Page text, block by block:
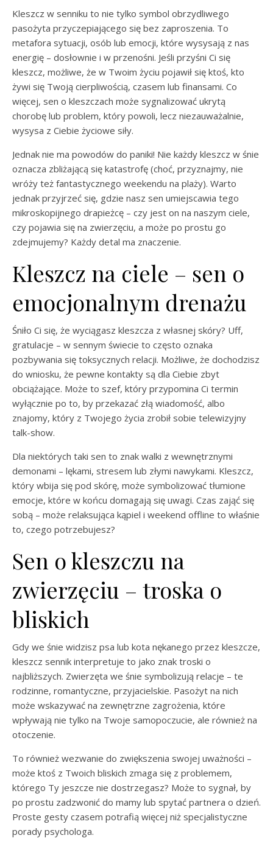
Kleszcz w senniku to nie tylko symbol obrzydliwego
pasożyta przyczepiającego się bez zaproszenia. To
metafora sytuacji, osób lub emocji, które wysysają z nas
energię – dosłownie i w przenośni. Jeśli przyśni Ci się
kleszcz, możliwe, że w Twoim życiu pojawił się ktoś, kto
żywi się Twoją cierpliwością, czasem lub finansami. Co
więcej, sen o kleszczach może sygnalizować ukrytą
chorobę lub problem, który powoli, lecz niezauważalnie,
wysysa z Ciebie życiowe siły.
Jednak nie ma powodów do paniki! Nie każdy kleszcz w śnie
oznacza zbliżającą się katastrofę (choć, przyznajmy, nie
wróży też fantastycznego weekendu na plaży). Warto
jednak przyjrzeć się, gdzie nasz sen umiejscawia tego
mikroskopijnego drapieżcę – czy jest on na naszym ciele,
czy pojawia się na zwierzęciu, a może po prostu go
zdejmujemy? Każdy detal ma znaczenie.
Kleszcz na ciele – sen o
emocjonalnym drenażu
Śniło Ci się, że wyciągasz kleszcza z własnej skóry? Uff,
gratulacje – w sennym świecie to często oznaka
pozbywania się toksycznych relacji. Możliwe, że dochodzisz
do wniosku, że pewne kontakty są dla Ciebie zbyt
obciążające. Może to szef, który przypomina Ci termin
wyłącznie po to, by przekazać złą wiadomość, albo
znajomy, który z Twojego życia zrobił sobie telewizyjny
talk-show.
Dla niektórych taki sen to znak walki z wewnętrznymi
demonami – lękami, stresem lub złymi nawykami. Kleszcz,
który wbija się pod skórę, może symbolizować tłumione
emocje, które w końcu domagają się uwagi. Czas zająć się
sobą – może relaksująca kąpiel i weekend offline to właśnie
to, czego potrzebujesz?
Sen o kleszczu na
zwierzęciu – troska o
bliskich
Gdy we śnie widzisz psa lub kota nękanego przez kleszcze,
kleszcz sennik interpretuje to jako znak troski o
najbliższych. Zwierzęta we śnie symbolizują relacje – te
rodzinne, romantyczne, przyjacielskie. Pasożyt na nich
może wskazywać na zewnętrzne zagrożenia, które
wpływają nie tylko na Twoje samopoczucie, ale również na
otoczenie.
To również wezwanie do zwiększenia swojej uważności –
może ktoś z Twoich bliskich zmaga się z problemem,
którego Ty jeszcze nie dostrzegasz? Może to sygnał, by
po prostu zadzwonić do mamy lub spytać partnera o dzień.
Proste gesty czasem potrafią więcej niż specjalistyczne
porady psychologa.